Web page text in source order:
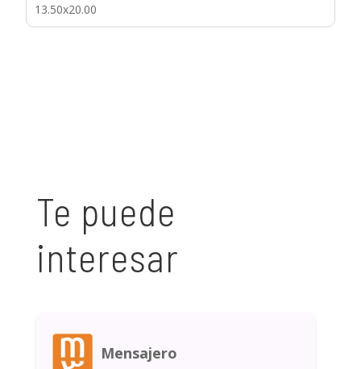
13.50x20.00
Te puede
interesar
Mensajero